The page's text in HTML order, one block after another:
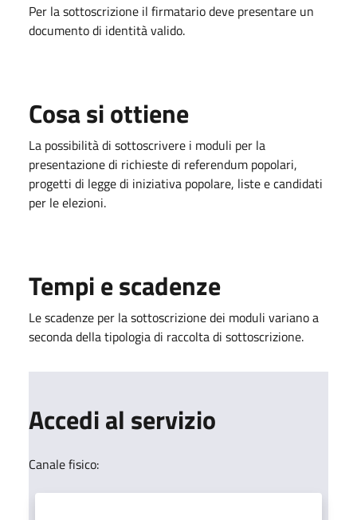
Per la sottoscrizione il firmatario deve presentare un
documento di identità valido.
Cosa si ottiene
La possibilità di sottoscrivere i moduli per la
presentazione di richieste di referendum popolari,
progetti di legge di iniziativa popolare, liste e candidati
per le elezioni.
Tempi e scadenze
Le scadenze per la sottoscrizione dei moduli variano a
seconda della tipologia di raccolta di sottoscrizione.
Accedi al servizio
Canale fisico: